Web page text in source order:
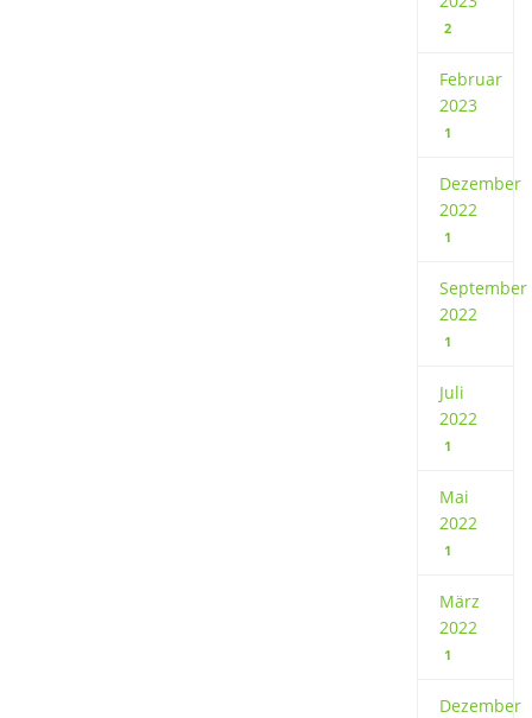
2
Februar
2023
1
Dezember
2022
1
September
2022
1
Juli
2022
1
Mai
2022
1
März
2022
1
Dezember